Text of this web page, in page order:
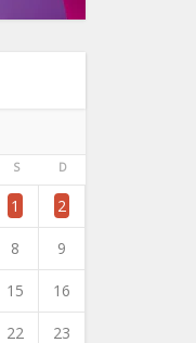
S D
1 2
8 9
15 16
22 23